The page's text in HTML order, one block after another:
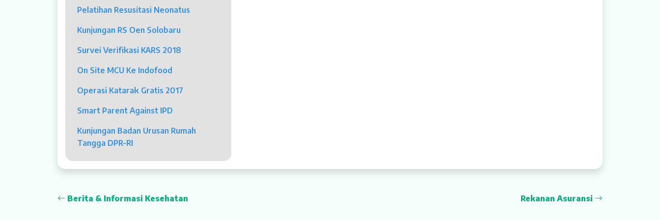
Dokter Spesialis
Dokter Umum
Rawat Jalan
Pelatihan Resusitasi Neonatus
Kunjungan RS Oen Solobaru
Survei Verifikasi KARS 2018
On Site MCU Ke Indofood
Operasi Katarak Gratis 2017
Smart Parent Against IPD
Kunjungan Badan Urusan Rumah
Tangga DPR-RI
Berita & Informasi Kesehatan Rekanan Asuransi